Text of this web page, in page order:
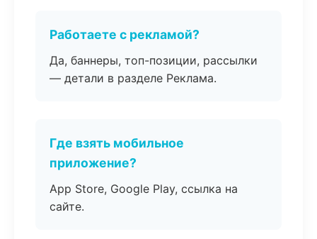
Работаете с рекламой?
Да, баннеры, топ-позиции, рассылки
— детали в разделе Реклама.
Где взять мобильное
приложение?
App Store, Google Play, ссылка на
сайте.